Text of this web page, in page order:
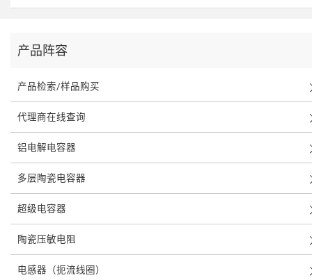
产品阵容
产品检索/样品购买
代理商在线查询
铝电解电容器
多层陶瓷电容器
超级电容器
陶瓷压敏电阻
电感器（扼流线圈）